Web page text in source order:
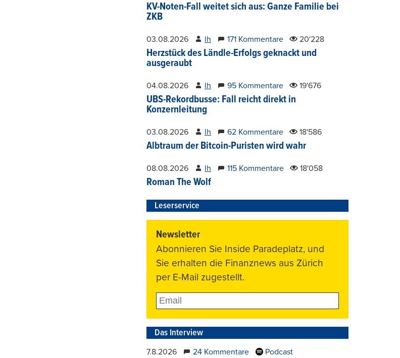
KV-Noten-Fall weitet sich aus: Ganze Familie bei
ZKB
03.08.2026 lh 171 Kommentare 20'228
Herzstück des Ländle-Erfolgs geknackt und
ausgeraubt
04.08.2026 lh 95 Kommentare 19'676
UBS-Rekordbusse: Fall reicht direkt in
Konzernleitung
03.08.2026 lh 62 Kommentare 18'586
Albtraum der Bitcoin-Puristen wird wahr
08.08.2026 lh 115 Kommentare 18'058
Roman The Wolf
Leserservice
Newsletter
Abonnieren Sie Inside Paradeplatz, und
Sie erhalten die Finanznews aus Zürich
per E-Mail zugestellt.
Das Interview
7.8.2026 24 Kommentare Podcast